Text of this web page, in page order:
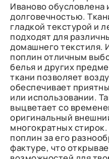
Иваново обусловлена
долговечностью.
гладкой текстурой и
подходят для
домашнего текстиля.
поплин отличным
белья и других
ткани позволяет
обеспечивает
или использовании.
выцветает со
оригинальный
многократных
поплин за его
фактуре, что